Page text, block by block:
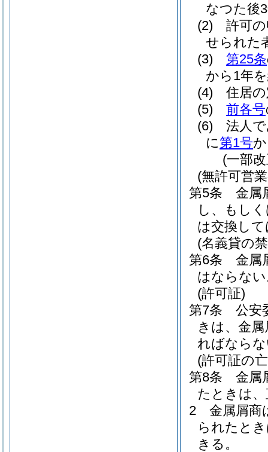
なつた後
(2)
許可
せられた
(3)
第25条
から1年
(4)
住居
(5)
前各号
(6)
法人
に第1号
(一部
(無許可営
第5条
金属
し、もし
は交換し
(名義貸の
第6条
金属
はならな
(許可証)
第7条
公安
きは、金
ればなら
(許可証の
第8条
金属
たときは
2
金属屑商
られたと
きる。